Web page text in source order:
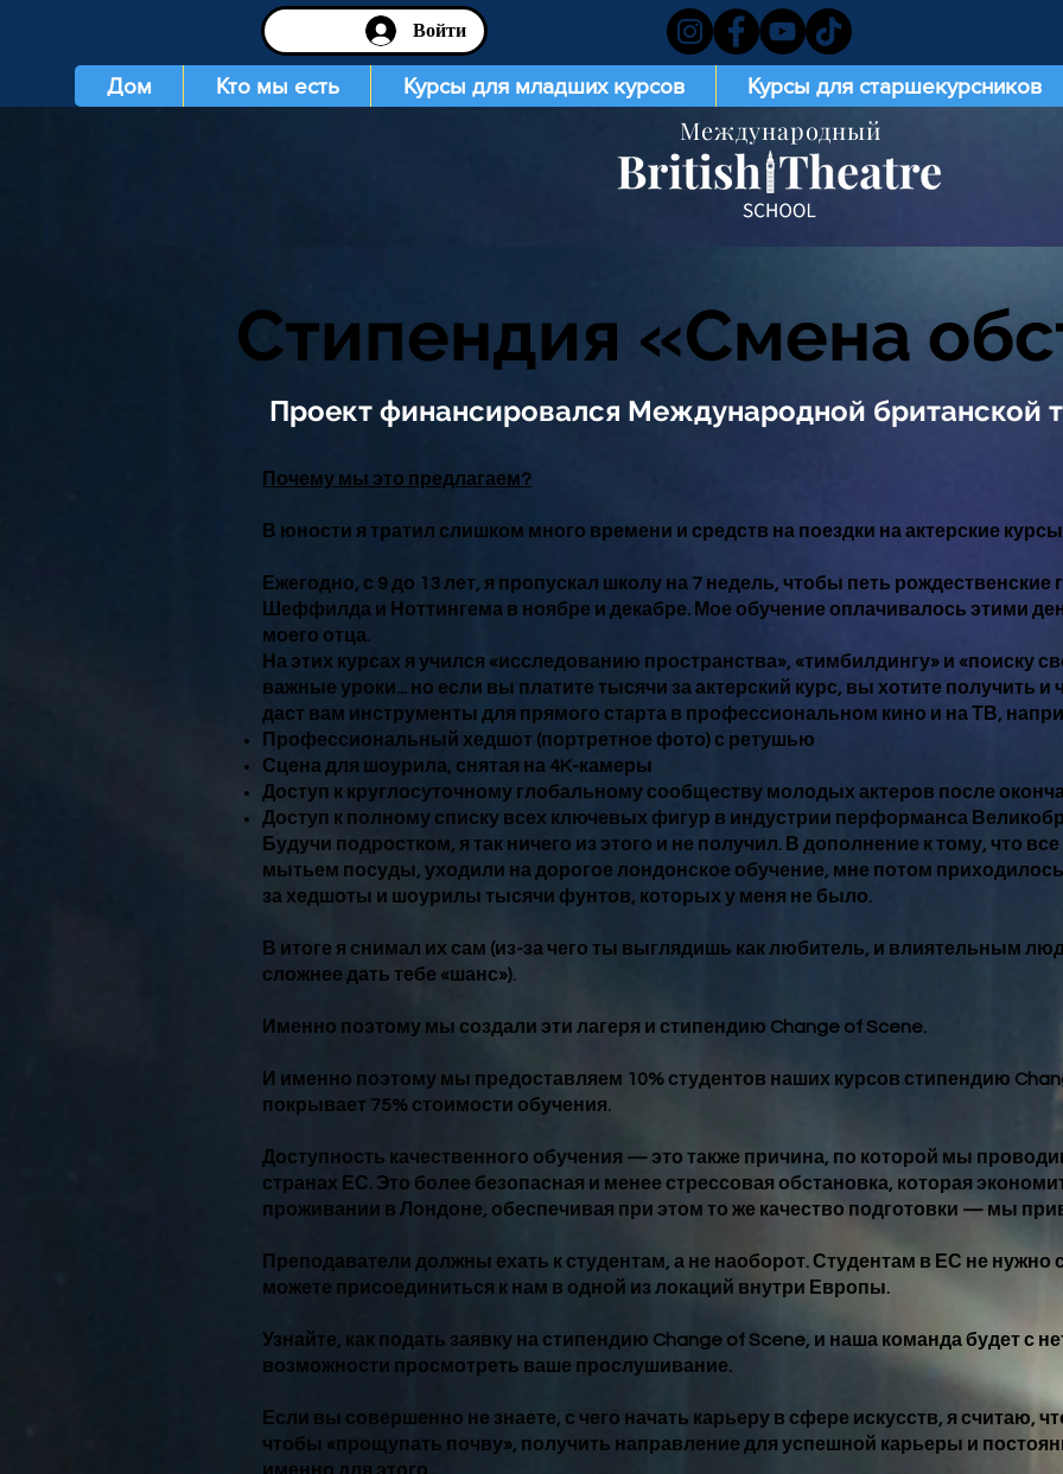
Войти
Дом Кто мы есть Курсы для младших курсов Курсы для старшекурсников
Международный
Стипендия «Смена
Проект финансировался Международной британской
Почему мы это предлагаем?
В юности я тратил слишком много времени и средств на поездки на актерские
Ежегодно, с 9 до 13 лет, я пропускал школу на 7 недель, чтобы петь
Шеффилда и Ноттингема в ноябре и декабре. Мое обучение оплачивалось этими
моего отца.
На этих курсах я учился «исследованию пространства», «тимбилдингу» и «поиску
важные уроки... но если вы платите тысячи за актерский курс, вы хотите получить и
даст вам инструменты для прямого старта в профессиональном кино и на ТВ,
Профессиональный хедшот (портретное фото) с ретушью
Сцена для шоурила, снятая на 4K-камеры
Доступ к круглосуточному глобальному сообществу молодых актеров после
Доступ к полному списку всех ключевых фигур в индустрии перформанса
Будучи подростком, я так ничего из этого и не получил. В дополнение к тому, что
мытьем посуды, уходили на дорогое лондонское обучение, мне потом
за хедшоты и шоурилы тысячи фунтов, которых у меня не было.
В итоге я снимал их сам (из-за чего ты выглядишь как любитель, и влиятельным
сложнее дать тебе «шанс»).
Именно поэтому мы создали эти лагеря и стипендию Change of Scene.
И именно поэтому мы предоставляем 10% студентов наших курсов стипендию
покрывает 75% стоимости обучения.
Доступность качественного обучения — это также причина, по которой мы
странах ЕС. Это более безопасная и менее стрессовая обстановка, которая
проживании в Лондоне, обеспечивая при этом то же качество подготовки — мы
Преподаватели должны ехать к студентам, а не наоборот. Студентам в ЕС не
можете присоединиться к нам в одной из локаций внутри Европы.
Узнайте, как подать заявку на стипендию Change of Scene, и наша команда будет с
возможности просмотреть ваше прослушивание.
Если вы совершенно не знаете, с чего начать карьеру в сфере искусств, я считаю,
чтобы «прощупать почву», получить направление для успешной карьеры и